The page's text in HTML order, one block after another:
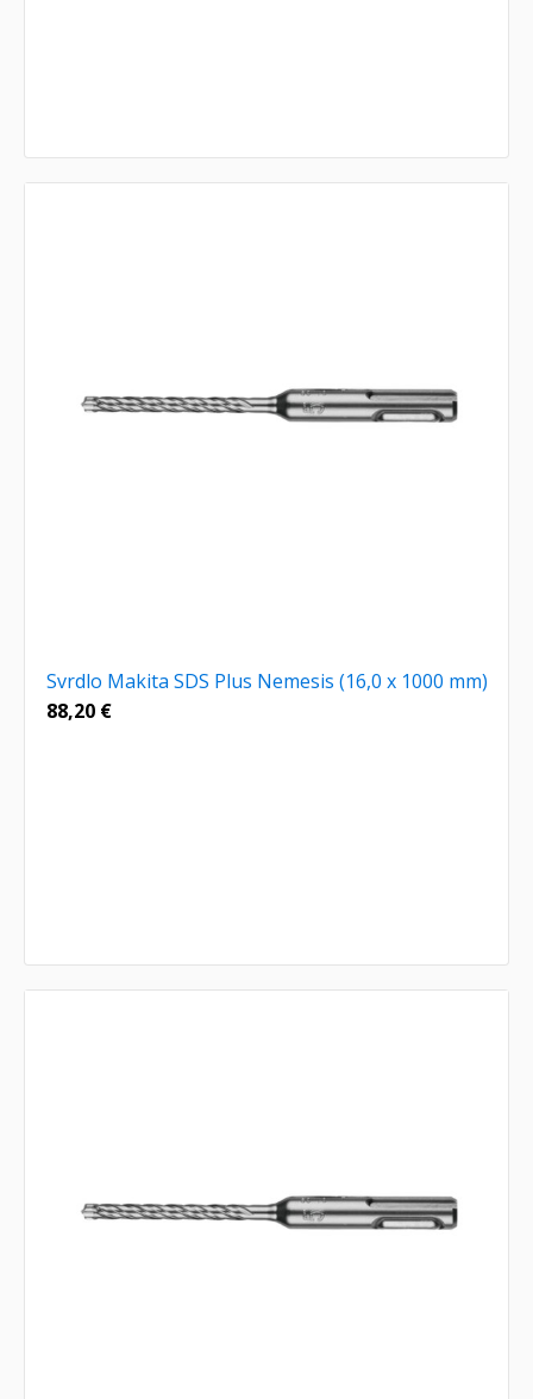
Svrdlo Makita SDS Plus Nemesis (16,0 x 1000 mm)
88,20 €